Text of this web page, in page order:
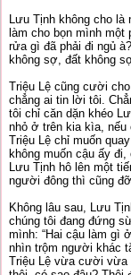
Lưu Tịnh không cho là
làm cho bọn mình một
rửa gì đã phải đi ngủ
không sợ, đất không
Triệu Lệ cũng cười
chẳng ai tin lời tôi.
tôi chỉ căn dặn khéo
nhỏ ở trên kia kìa, nếu
Triệu Lệ chỉ muốn
không muốn cậu ấy
Lưu Tịnh hô lên một
người đông thì cũng
Không lâu sau, Lưu
chúng tôi đang đứng
mình: “Hai cậu làm gì
nhìn trộm người khác
Triệu Lệ vừa cười vừa